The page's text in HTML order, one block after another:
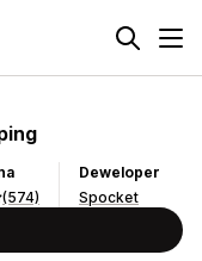
(574)
Deweloper
Spocket